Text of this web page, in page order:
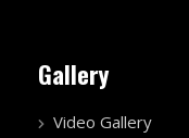
Gallery
Video Gallery